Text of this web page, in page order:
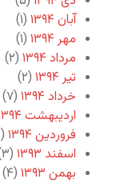
آبان ۱۳۹۴
(۱)
مهر ۱۳۹۴
(۱)
مرداد ۱۳۹۴
(۲)
تیر ۱۳۹۴
(۲)
خرداد ۱۳۹۴
(۷)
اردیبهشت ۱۳۹۴
فروردین ۱۳۹۴
(۲)
اسفند ۱۳۹۳
(۳)
بهمن ۱۳۹۳
(۴)